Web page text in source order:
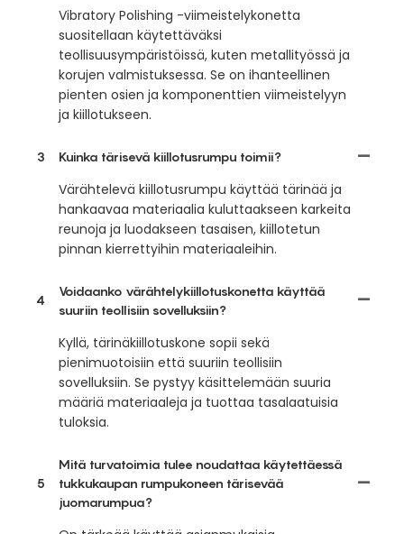
Vibratory Polishing -viimeistelykonetta
suositellaan käytettäväksi
teollisuusympäristöissä, kuten metallityössä ja
korujen valmistuksessa. Se on ihanteellinen
pienten osien ja komponenttien viimeistelyyn
ja kiillotukseen.
3 Kuinka tärisevä kiillotusrumpu toimii?
Värähtelevä kiillotusrumpu käyttää tärinää ja
hankaavaa materiaalia kuluttaakseen karkeita
reunoja ja luodakseen tasaisen, kiillotetun
pinnan kierrettyihin materiaaleihin.
4
Voidaanko värähtelykiillotuskonetta käyttää
suuriin teollisiin sovelluksiin?
Kyllä, tärinäkiillotuskone sopii sekä
pienimuotoisiin että suuriin teollisiin
sovelluksiin. Se pystyy käsittelemään suuria
määriä materiaaleja ja tuottaa tasalaatuisia
tuloksia.
5
Mitä turvatoimia tulee noudattaa käytettäessä
tukkukaupan rumpukoneen tärisevää
juomarumpua?